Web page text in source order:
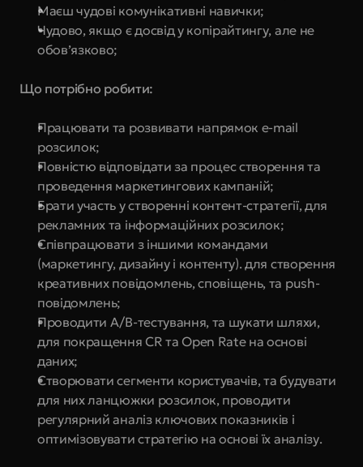
Маєш чудові комунікативні навички;
Чудово, якщо є досвід у копірайтингу, але не
обов’язково;
Що потрібно робити:
Працювати та розвивати напрямок e-mail
розсилок;
Повністю відповідати за процес створення та
проведення маркетингових кампаній;
Брати участь у створенні контент-стратегії, для
рекламних та інформаційних розсилок;
Співпрацювати з іншими командами
(маркетингу, дизайну і контенту). для створення
креативних повідомлень, сповіщень, та push-
повідомлень;
Проводити A/B-тестування, та шукати шляхи,
для покращення CR та Open Rate на основі
даних;
Створювати сегменти користувачів, та будувати
для них ланцюжки розсилок, проводити
регулярний аналіз ключових показників і
оптимізовувати стратегію на основі їх аналізу.